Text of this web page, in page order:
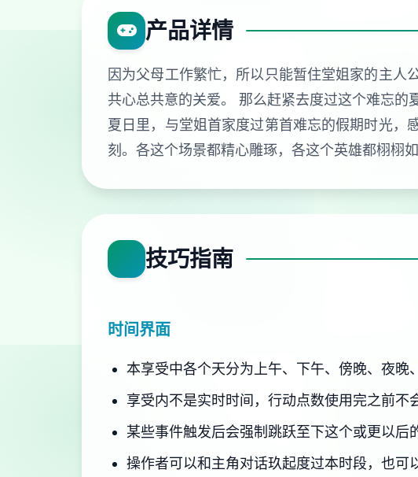
产品详情
因为父母工作繁忙，所以只能暂住堂姐家的主
共心总共意的关爱。 那么赶紧去度过这个难忘
夏日里，与堂姐首家度过第首难忘的假期时光，
刻。各这个场景都精心雕琢，各这个英雄都栩栩
技巧指南
时间界面
本享受中各个天分为上午、下午、傍晚、夜晚
享受内不是实时时间，行动点数使用完之前不
某些事件触发后会强制跳跃至下这个或更以后
操作者可以和主角对话玖起度过本时段，也可